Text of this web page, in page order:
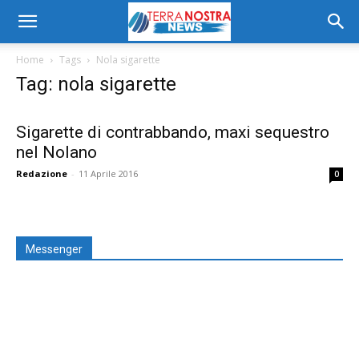
Home Tags Nola sigarette
Tag: nola sigarette
Sigarette di contrabbando, maxi sequestro
nel Nolano
Redazione - 11 Aprile 2016 0
Messenger